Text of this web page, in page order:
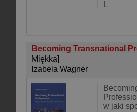
Becoming Transnational
Miękka]
Izabela Wagner
w jaki